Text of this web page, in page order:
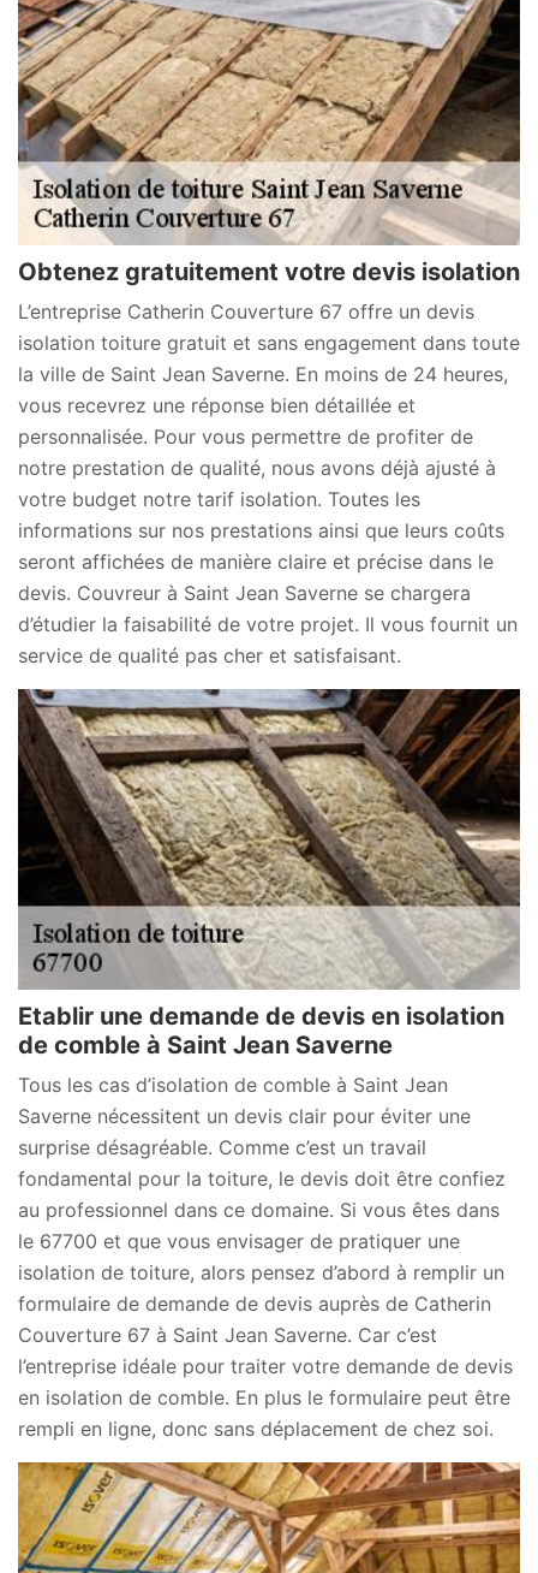
Obtenez gratuitement votre devis isolation
L’entreprise Catherin Couverture 67 offre un devis
isolation toiture gratuit et sans engagement dans toute
la ville de Saint Jean Saverne. En moins de 24 heures,
vous recevrez une réponse bien détaillée et
personnalisée. Pour vous permettre de profiter de
notre prestation de qualité, nous avons déjà ajusté à
votre budget notre tarif isolation. Toutes les
informations sur nos prestations ainsi que leurs coûts
seront affichées de manière claire et précise dans le
devis. Couvreur à Saint Jean Saverne se chargera
d’étudier la faisabilité de votre projet. Il vous fournit un
service de qualité pas cher et satisfaisant.
Etablir une demande de devis en isolation
de comble à Saint Jean Saverne
Tous les cas d’isolation de comble à Saint Jean
Saverne nécessitent un devis clair pour éviter une
surprise désagréable. Comme c’est un travail
fondamental pour la toiture, le devis doit être confiez
au professionnel dans ce domaine. Si vous êtes dans
le 67700 et que vous envisager de pratiquer une
isolation de toiture, alors pensez d’abord à remplir un
formulaire de demande de devis auprès de Catherin
Couverture 67 à Saint Jean Saverne. Car c’est
l’entreprise idéale pour traiter votre demande de devis
en isolation de comble. En plus le formulaire peut être
rempli en ligne, donc sans déplacement de chez soi.